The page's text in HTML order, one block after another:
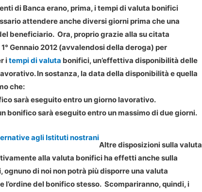
di Banca erano, prima, i tempi di valuta bonifici
attendere anche diversi giorni prima che una
beneficiario. Ora, proprio grazie alla su citata
Gennaio 2012 (avvalendosi della deroga) per
itempi di valuta bonifici, un’effettiva disponibilità delle
In sostanza, la data della disponibilità e quella
che:
sarà eseguito entro un giorno lavorativo.
bonifico sarà eseguito entro un massimo di due giorni.
agli Istituti nostrani
Altre disposizioni sulla valuta
alla valuta bonifici ha effetti anche sulla
di noi non potrà più disporre una valuta
del bonifico stesso. Scompariranno, quindi, i